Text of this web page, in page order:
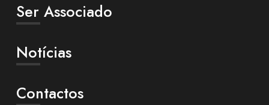
Ser Associado
Notícias
Contactos